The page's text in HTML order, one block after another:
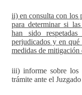
ii) en consulta con los
para determinar si
han sido
perjudicados y en
medidas de
iii) informe sobre los
trámite ante el